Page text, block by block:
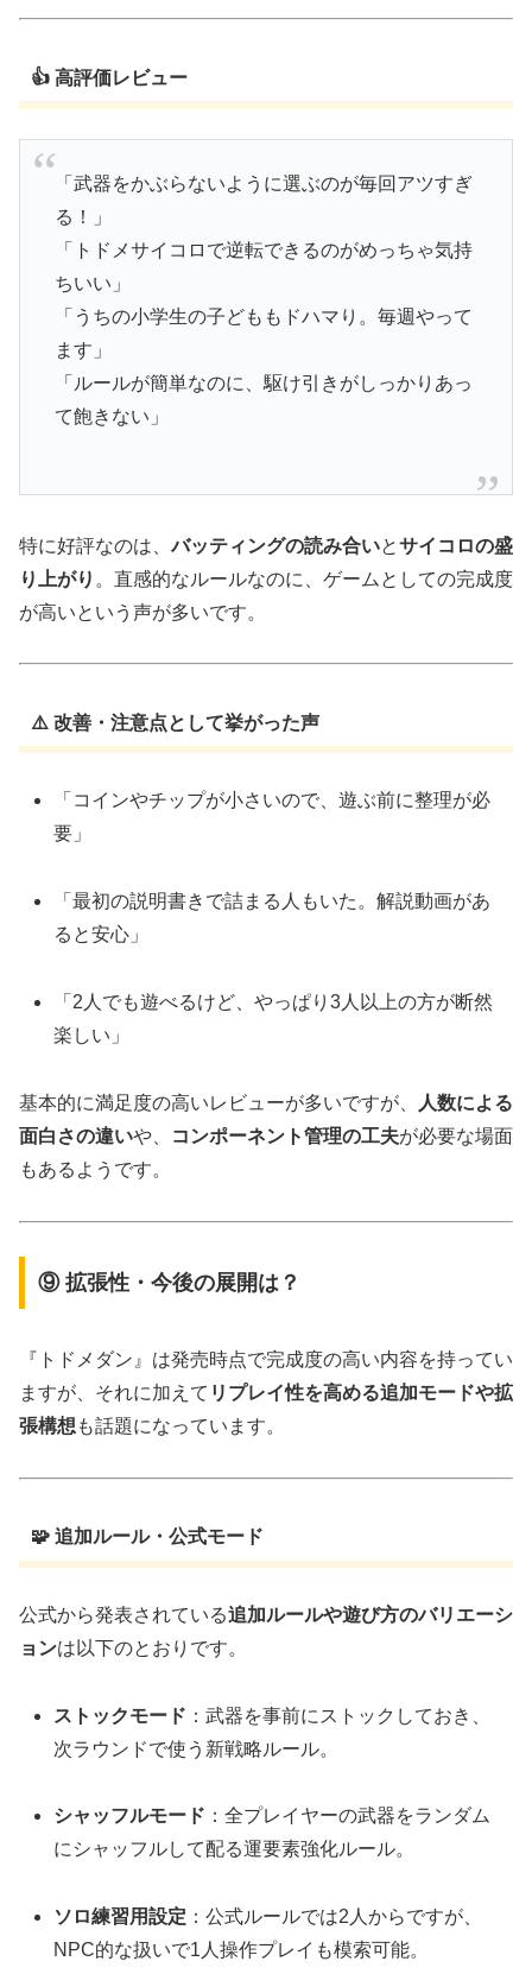
👍 高評価レビュー
「武器をかぶらないように選ぶのが毎回アツすぎ
る！」
「トドメサイコロで逆転できるのがめっちゃ気持
ちいい」
「うちの小学生の子どももドハマり。毎週やって
ます」
「ルールが簡単なのに、駆け引きがしっかりあっ
て飽きない」
特に好評なのは、バッティングの読み合いとサイコロの盛
り上がり 。直感的なルールなのに、ゲームとしての完成度
が高いという声が多いです。
⚠️ 改善・注意点として挙がった声
「コインやチップが小さいので、遊ぶ前に整理が必
要」
「最初の説明書きで詰まる人もいた。解説動画があ
ると安心」
「2人でも遊べるけど、やっぱり3人以上の方が断然
楽しい」
基本的に満足度の高いレビューが多いですが、
人数による
面白さの違いや、 コンポーネント管理の工夫が必要な場面
もあるようです。
⑨ 拡張性・今後の展開は？
『トドメダン』は発売時点で完成度の高い内容を持ってい
ますが、それに加えて リプレイ性を高める追加モードや拡
張構想 も話題になっています。
🧩 追加ルール・公式モード
公式から発表されている追加ルールや遊び方のバリエーシ
ョンは以下のとおりです。
ストックモード ：武器を事前にストックしておき、
次ラウンドで使う新戦略ルール。
シャッフルモード ：全プレイヤーの武器をランダム
にシャッフルして配る運要素強化ルール。
ソロ練習用設定 ：公式ルールでは2人からですが、
NPC的な扱いで1人操作プレイも模索可能。